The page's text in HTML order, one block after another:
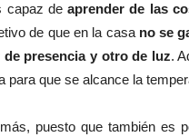
capaz deaprender de las
de que en la casano se
presencia y otro de luz.
para que se alcance la
puesto que también es